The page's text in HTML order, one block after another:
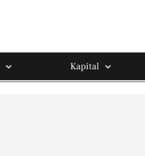
Kapital